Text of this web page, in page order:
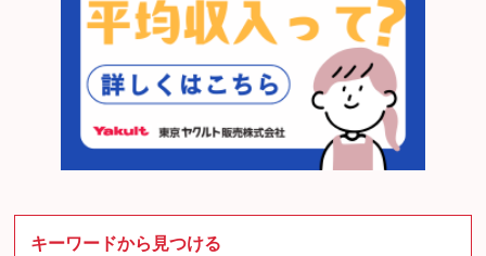
キーワードから見つける